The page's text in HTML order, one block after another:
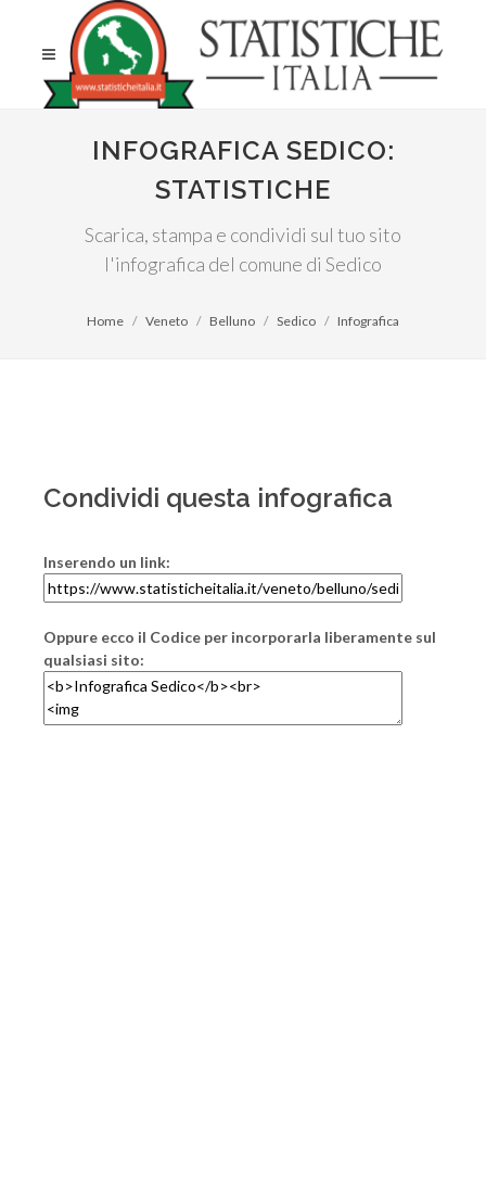
INFOGRAFICA SEDICO:
STATISTICHE
Scarica, stampa e condividi sul tuo sito
l'infografica del comune di Sedico
Home Veneto Belluno Sedico Infografica
Condividi questa infografica
Inserendo un link:
Oppure ecco il Codice per incorporarla liberamente sul
qualsiasi sito: